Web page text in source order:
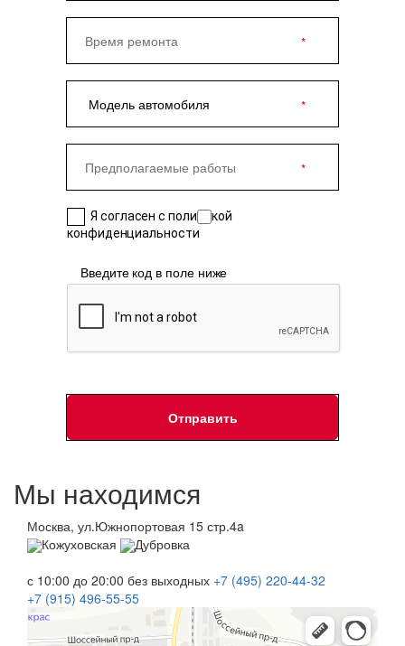
Я согласен с политикой
конфиденциальности
Введите код в поле ниже
Мы находимся
Москва, ул.Южнопортовая 15 стр.4a
Кожуховская
Дубровка
с 10:00 до 20:00 без выходных +7 (495) 220-44-32
+7 (915) 496-55-55